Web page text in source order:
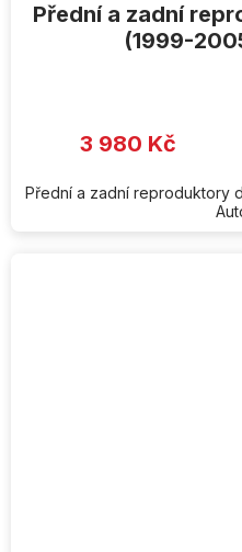
Přední a zadní
(1999-
3 980 Kč
Přední a zadní reproduktory